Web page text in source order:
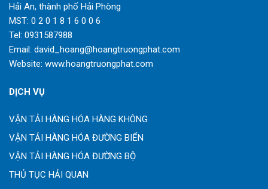
Hải An, thành phố Hải Phòng
MST: 0 2 0 1 8 1 6 0 0 6
Tel: 0931587988
Email: david_hoang@hoangtruongphat.com
Website: www.hoangtruongphat.com
DỊCH VỤ
VẬN TẢI HÀNG HÓA HÀNG KHÔNG
VẬN TẢI HÀNG HÓA ĐƯỜNG BIỂN
VẬN TẢI HÀNG HÓA ĐƯỜNG BỘ
THỦ TỤC HẢI QUAN